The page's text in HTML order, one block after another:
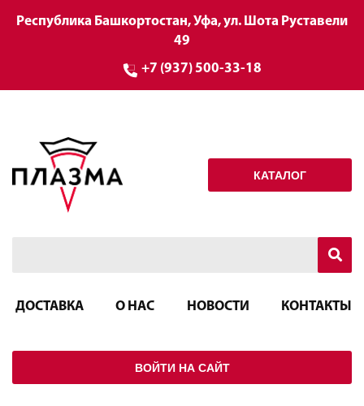
Республика Башкортостан, Уфа, ул. Шота Руставели
49
+7 (937) 500-33-18
КАТАЛОГ
ДОСТАВКА О НАС НОВОСТИ КОНТАКТЫ
ВОЙТИ НА САЙТ